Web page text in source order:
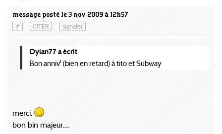
message posté le 3 nov 2009 à 12h57
# CITER signaler
Dylan77 a écrit
Bon anniv' (bien en retard) à tito et Subway
merci.
bon bin majeur....